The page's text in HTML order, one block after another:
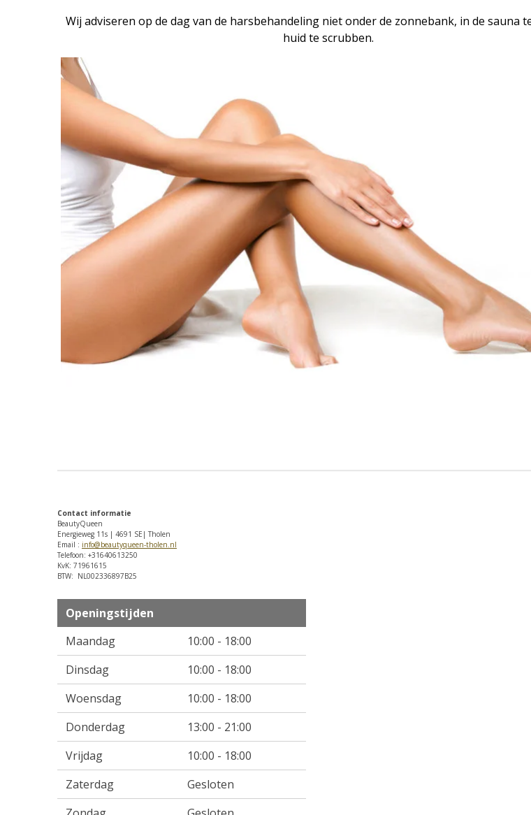
Wij adviseren op de dag van de harsbehandeling niet onder de zonnebank, in de sauna
huid te scrubben.
Contact informatie
BeautyQueen
Energieweg 11s | 4691 SE| Tholen
Email : info@beautyqueen-tholen.nl
Telefoon: +31640613250
KvK: 71961615
BTW: NL002336897B25
Openingstijden
Maandag
10:00 - 18:00
Dinsdag
10:00 - 18:00
Woensdag
10:00 - 18:00
Donderdag
13:00 - 21:00
Vrijdag
10:00 - 18:00
Zaterdag
Gesloten